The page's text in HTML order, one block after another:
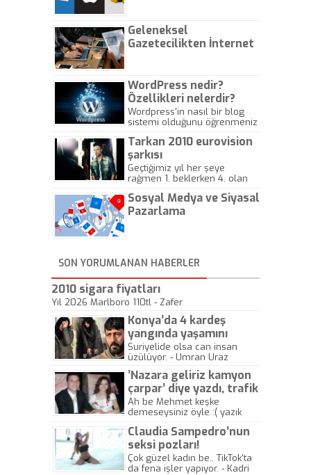
Geleneksel
Gazetecilikten İnternet
WordPress nedir?
Özellikleri nelerdir?
Wordpress'in nasıl bir blog
sistemi olduğunu öğrenmeniz
Tarkan 2010 eurovision
şarkısı
Geçtiğimiz yıl her şeye
rağmen 1. beklerken 4. olan
gösterisinin bu yarışmada
önemli olmadığını anlamıştır.
Sosyal Medya ve Siyasal
Pazarlama
SON YORUMLANAN HABERLER
2010 sigara fiyatları
Yıl 2026 Marlboro 110tl - Zafer
Konya’da 4 kardeş
yangında yaşamını
yitirdi
Suriyelide olsa can insan
üzülüyor. - Umran Uraz
’Nazara geliriz kamyon
çarpar’ diye yazdı, trafik
kazasında öldü!
Ah be Mehmet keşke
demeseysiniz öyle :( yazık
Claudia Sampedro’nun
seksi pozları!
Çok güzel kadın be.. TikTok'ta
da fena işler yapıyor. - Kadri